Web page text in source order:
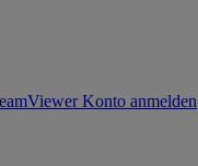
Konto anmelden